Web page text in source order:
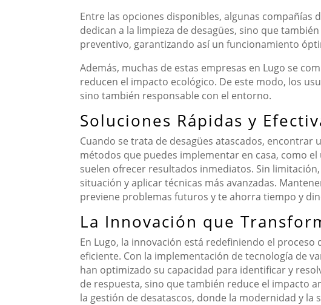
Entre las opciones disponibles, algunas compañías
dedican a la limpieza de desagües, sino que
preventivo, garantizando así un funcionamiento
Además, muchas de estas empresas en Lugo se
reducen el impacto ecológico. De este modo, los
sino también responsable con el entorno.
Soluciones Rápidas y
Cuando se trata de desagües atascados, encontrar
métodos que puedes implementar en casa, como
suelen ofrecer resultados inmediatos. Sin
situación y aplicar técnicas más avanzadas.
previene problemas futuros y te ahorra tiempo y
La Innovación que
En Lugo, la innovación está redefiniendo el
eficiente. Con la implementación de tecnología de
han optimizado su capacidad para identificar y
de respuesta, sino que también reduce el impacto
la gestión de desatascos, donde la modernidad y